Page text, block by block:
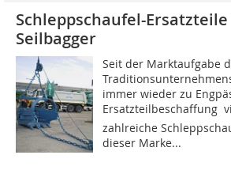
Schleppschaufel-
Seilbagger
Seit der Marktaufgabe
immer wieder zu
Ersatzteilbeschaffung 
zahlreiche
dieser Marke...